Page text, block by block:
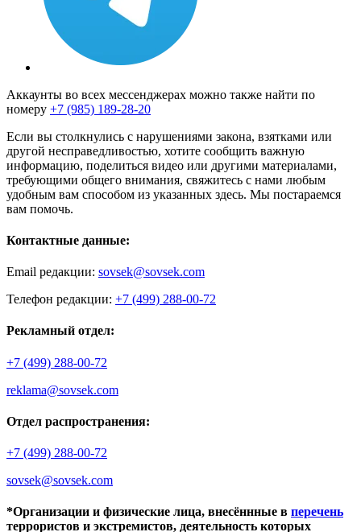
Аккаунты во всех мессенджерах можно также найти по
номеру +7 (985) 189-28-20
Если вы столкнулись с нарушениями закона, взятками или
другой несправедливостью, хотите сообщить важную
информацию, поделиться видео или другими материалами,
требующими общего внимания, свяжитесь с нами любым
удобным вам способом из указанных здесь. Мы постараемся
вам помочь.
Контактные данные:
Email редакции: sovsek@sovsek.com
Телефон редакции: +7 (499) 288-00-72
Рекламный отдел:
+7 (499) 288-00-72
reklama@sovsek.com
Отдел распространения:
+7 (499) 288-00-72
sovsek@sovsek.com
*Организации и физические лица, внесённные в перечень
террористов и экстремистов, деятельность которых